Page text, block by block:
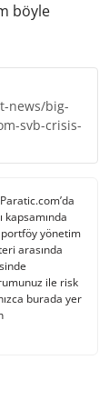
böyle
news/big-
svb-crisis-
kapsamında
portföy yönetim
arasında
ile risk
burada yer